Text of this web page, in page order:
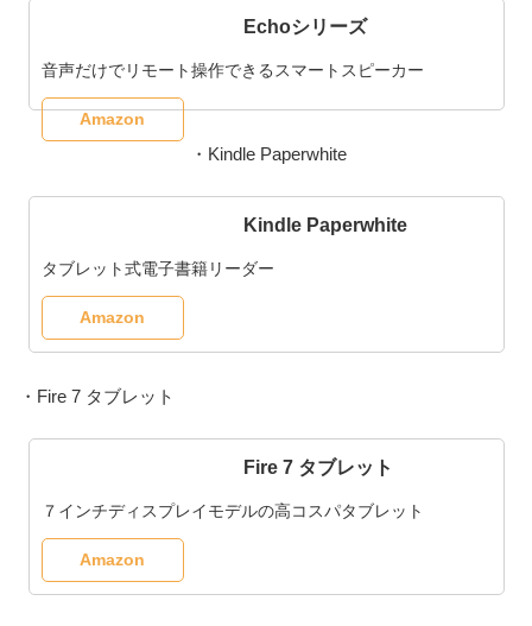
Echoシリーズ
音声だけでリモート操作できるスマートスピーカー
Amazon
・Kindle Paperwhite
Kindle Paperwhite
タブレット式電子書籍リーダー
Amazon
・Fire 7 タブレット
Fire 7 タブレット
７インチディスプレイモデルの高コスパタブレット
Amazon